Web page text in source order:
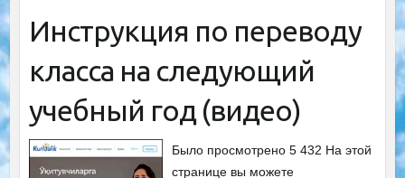
Инструкция по переводу
класса на следующий
учебный год (видео)
Было просмотрено 5 432 На этой
странице вы можете